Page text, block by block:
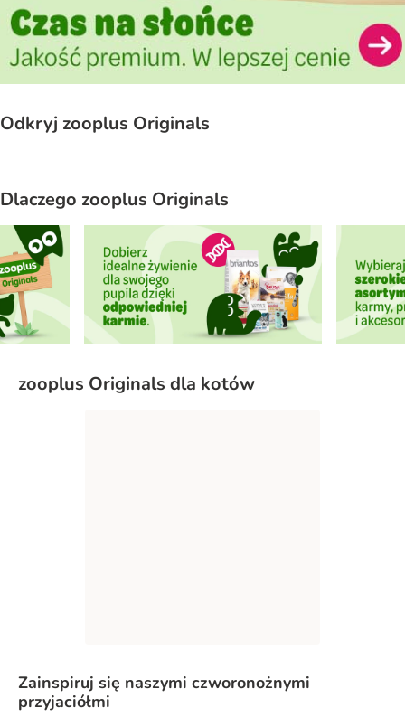
Odkryj zooplus Originals
Dlaczego zooplus Originals
zooplus Originals dla kotów
Zainspiruj się naszymi czworonożnymi
przyjaciółmi